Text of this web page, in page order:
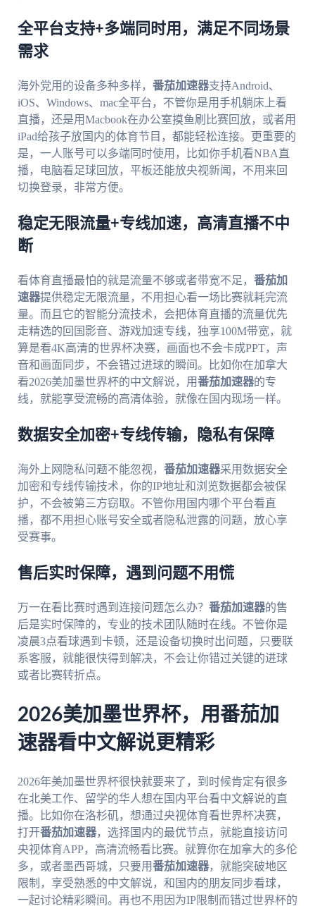
全平台支持+多端同时用，满足不同场景
需求
海外党用的设备多种多样， 番茄加速器支持Android、
iOS、Windows、mac全平台，不管你是用手机躺床上看
直播，还是用Macbook在办公室摸鱼刷比赛回放，或者用
iPad给孩子放国内的体育节目，都能轻松连接。更重要的
是，一人账号可以多端同时使用，比如你手机看NBA直
播，电脑看足球回放，平板还能放央视新闻，不用来回
切换登录，非常方便。
稳定无限流量+专线加速，高清直播不中
断
看体育直播最怕的就是流量不够或者带宽不足， 番茄加
速器提供稳定无限流量，不用担心看一场比赛就耗完流
量。而且它的智能分流技术，会把体育直播的流量优先
走精选的回国影音、游戏加速专线，独享100M带宽，就
算是看4K高清的世界杯决赛，画面也不会卡成PPT，声
音和画面同步，不会错过进球的瞬间。比如你在加拿大
看2026美加墨世界杯的中文解说，用番茄加速器的专
线，就能享受流畅的高清体验，就像在国内现场一样。
数据安全加密+专线传输，隐私有保障
海外上网隐私问题不能忽视， 番茄加速器采用数据安全
加密和专线传输技术，你的IP地址和浏览数据都会被保
护，不会被第三方窃取。不管你用国内哪个平台看直
播，都不用担心账号安全或者隐私泄露的问题，放心享
受赛事。
售后实时保障，遇到问题不用慌
万一在看比赛时遇到连接问题怎么办？ 番茄加速器的售
后是实时保障的，专业的技术团队随时在线。不管你是
凌晨3点看球遇到卡顿，还是设备切换时出问题，只要联
系客服，就能很快得到解决，不会让你错过关键的进球
或者比赛转折点。
2026美加墨世界杯，用番茄加
速器看中文解说更精彩
2026年美加墨世界杯很快就要来了，到时候肯定有很多
在北美工作、留学的华人想在国内平台看中文解说的直
播。比如你在洛杉矶，想通过央视体育看世界杯决赛，
打开番茄加速器，选择国内的最优节点，就能直接访问
央视体育APP，高清流畅看比赛。就算你在加拿大的多伦
多，或者墨西哥城，只要用番茄加速器，就能突破地区
限制，享受熟悉的中文解说，和国内的朋友同步看球，
一起讨论精彩瞬间。再也不用因为IP限制而错过世界杯的